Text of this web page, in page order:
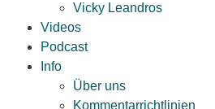
Vicky Leandros
Videos
Podcast
Info
Über uns
Kommentarrichtlinien